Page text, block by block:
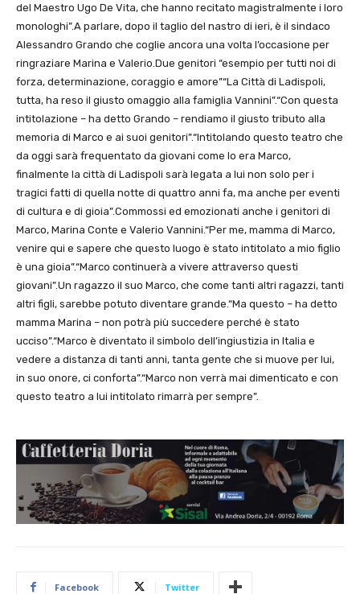
del Maestro Ugo De Vita, che hanno recitato magistralmente i loro
monologhi”.A parlare, dopo il taglio del nastro di ieri, è il sindaco
Alessandro Grando che coglie ancora una volta l’occasione per
ringraziare Marina e Valerio.Due genitori “esempio per tutti noi di
forza, determinazione, coraggio e amore”“La Città di Ladispoli,
tutta, ha reso il giusto omaggio alla famiglia Vannini”.“Con questa
intitolazione – ha detto Grando – rendiamo il giusto tributo alla
memoria di Marco e ai suoi genitori”.“Intitolando questo teatro che
da oggi sarà frequentato da giovani come lo era Marco,
finalmente la città di Ladispoli sarà legata a lui non solo per i
tragici fatti di quella notte di quattro anni fa, ma anche per eventi
di cultura e di gioia”.Commossi ed emozionati anche i genitori di
Marco, Marina Conte e Valerio Vannini.“Per me, mamma di Marco,
venire qui e sapere che questo luogo è stato intitolato a mio figlio
è una gioia”.“Marco continuerà a vivere attraverso questi
giovani”.Un ragazzo il suo Marco, che come tanti altri ragazzi, tanti
altri figli, sarebbe potuto diventare grande.“Ma questo – ha detto
mamma Marina – non potrà più succedere perché è stato
ucciso”.“Marco è diventato il simbolo dell’ingiustizia in Italia e
vedere a distanza di tanti anni, tanta gente che si muove per lui,
in suo onore, ci conforta”.“Marco non verrà mai dimenticato e con
questo teatro a lui intitolato rimarrà per sempre”.
Facebook Twitter